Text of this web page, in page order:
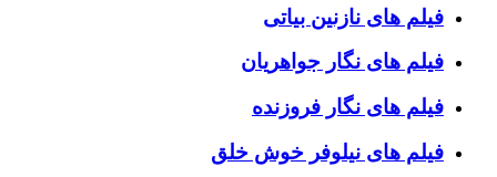
فیلم های نازنین بیاتی
فیلم های نگار جواهریان
فیلم های نگار فروزنده
فیلم های نیلوفر خوش خلق